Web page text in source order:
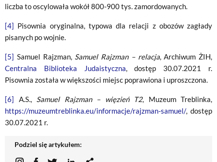
liczba to oscylowała wokół 800-900 tys. zamordowanych.
[4] Pisownia oryginalna, typowa dla relacji z obozów zagłady
pisanych po wojnie.
[5] Samuel Rajzman, Samuel Rajzman – relacja, Archiwum ŻIH,
Centralna Biblioteka Judaistyczna, dostęp 30.07.2021 r.
Pisownia została w większości miejsc poprawiona i uproszczona.
[6] A.S., Samuel Rajzman – więzień T2, Muzeum Treblinka,
https://muzeumtreblinka.eu/informacje/rajzman-samuel/, dostęp
30.07.2021 r.
Podziel się artykułem: